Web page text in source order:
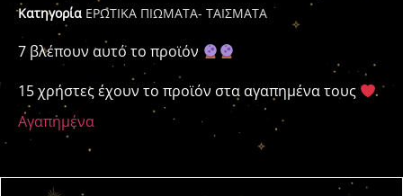
Κατηγορία ΕΡΩΤΙΚΑ ΠΙΩΜΑΤΑ- ΤΑΙΣΜΑΤΑ
7 βλέπουν αυτό το προϊόν
15 χρήστες έχουν το προϊόν στα αγαπημένα τους
Αγαπημένα